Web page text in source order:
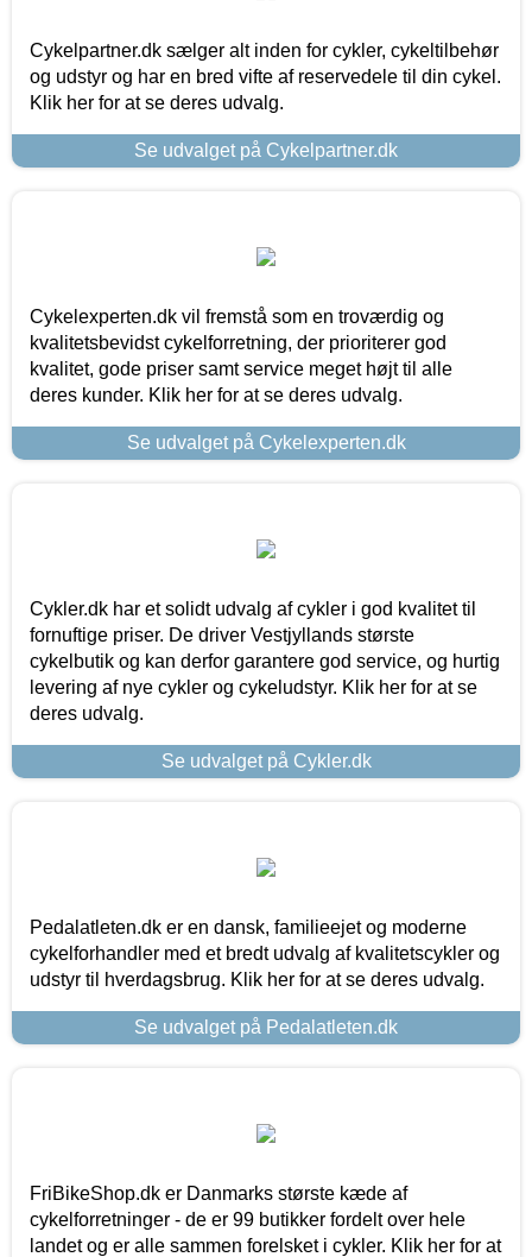
Cykelpartner.dk sælger alt inden for cykler, cykeltilbehør
og udstyr og har en bred vifte af reservedele til din cykel.
Klik her for at se deres udvalg.
Se udvalget på Cykelpartner.dk
Cykelexperten.dk vil fremstå som en troværdig og
kvalitetsbevidst cykelforretning, der prioriterer god
kvalitet, gode priser samt service meget højt til alle
deres kunder. Klik her for at se deres udvalg.
Se udvalget på Cykelexperten.dk
Cykler.dk har et solidt udvalg af cykler i god kvalitet til
fornuftige priser. De driver Vestjyllands største
cykelbutik og kan derfor garantere god service, og hurtig
levering af nye cykler og cykeludstyr. Klik her for at se
deres udvalg.
Se udvalget på Cykler.dk
Pedalatleten.dk er en dansk, familieejet og moderne
cykelforhandler med et bredt udvalg af kvalitetscykler og
udstyr til hverdagsbrug. Klik her for at se deres udvalg.
Se udvalget på Pedalatleten.dk
FriBikeShop.dk er Danmarks største kæde af
cykelforretninger - de er 99 butikker fordelt over hele
landet og er alle sammen forelsket i cykler. Klik her for at